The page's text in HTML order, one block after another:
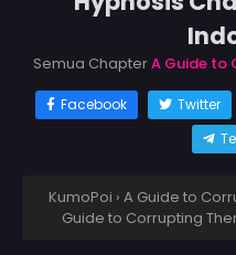
Semua ChapterA Guide to
Facebook Twitter
KumoPoi › A Guide to
Guide to Corrupting